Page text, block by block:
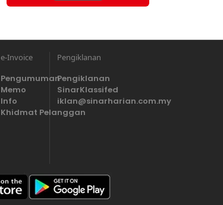
e-Invoice
Pengumuman
Memo
Info
Khidmat Pelanggan
Pengiklanan
Pengiklanan
SinarKlassifed
iklan@sinarharian.com.my